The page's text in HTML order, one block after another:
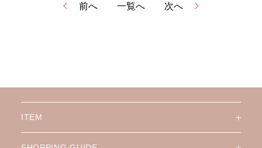
前へ 一覧へ 次へ
ITEM